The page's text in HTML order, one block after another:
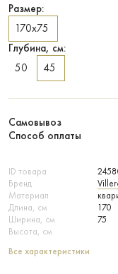
ID товара
Бренд
Материал
Длина, см
170
Ширина, см
75
Высота, см
Все характеристики
Размер:
170х75
Глубина, см:
50
45
Самовывоз
Способ оплаты